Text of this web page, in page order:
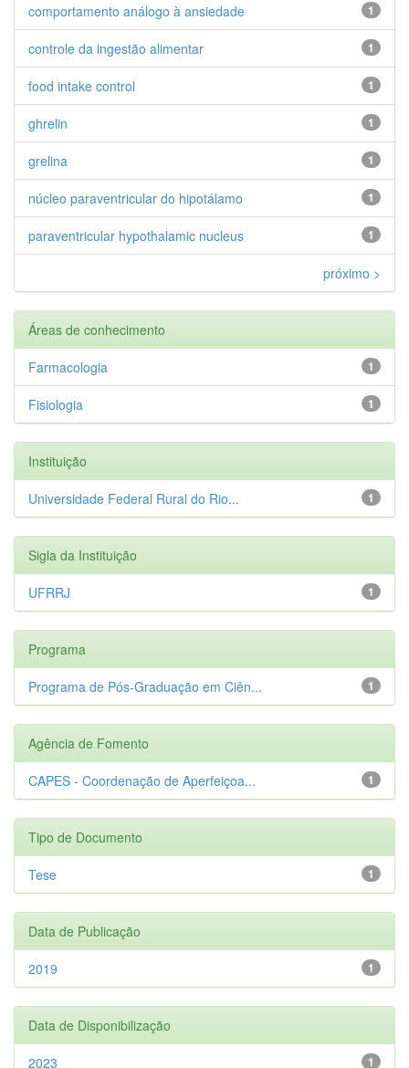
1
comportamento análogo à ansiedade
1
controle da ingestão alimentar
1
food intake control
1
ghrelin
1
grelina
1
núcleo paraventricular do hipotálamo
1
paraventricular hypothalamic nucleus
próximo >
Áreas de conhecimento
1
Farmacologia
1
Fisiologia
Instituição
1
Universidade Federal Rural do Rio...
Sigla da Instituição
1
UFRRJ
Programa
1
Programa de Pós-Graduação em Ciên...
Agência de Fomento
1
CAPES - Coordenação de Aperfeiçoa...
Tipo de Documento
1
Tese
Data de Publicação
1
2019
Data de Disponibilização
1
2023